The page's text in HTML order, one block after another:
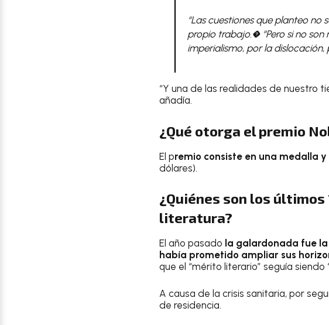
“Las cuestiones que planteo no
propio trabajo.� “Pero si no
imperialismo, por la
“Y una de las realidades de nuestro
añadía.
¿Qué otorga el premio
El premio consiste en una medalla
dólares).
¿Quiénes son los
literatura?
El año pasado la galardonada fue
había prometido ampliar sus
que el “mérito literario” seguía siendo
A causa de la crisis sanitaria, por
de residencia.